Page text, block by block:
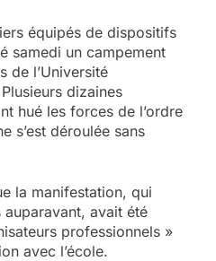
équipés de dispositifs
samedi un campement
de l’Université
dizaines
hué les forces de l’ordre
s’est déroulée sans
la manifestation, qui
avait été
professionnels »
avec l’école.